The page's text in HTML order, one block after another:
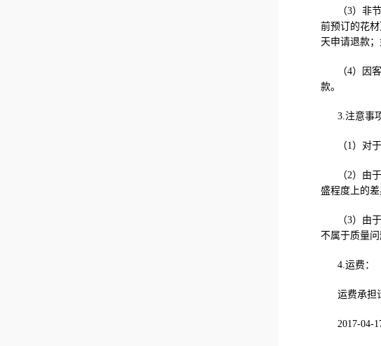
（3） 非
前预订的花
天申请退款
（4）
因
款。
3.注意事
（1） 对
（2） 由
盛程度上的
（3） 由
不属于质量
4.运费：
运费承担
2017-04-